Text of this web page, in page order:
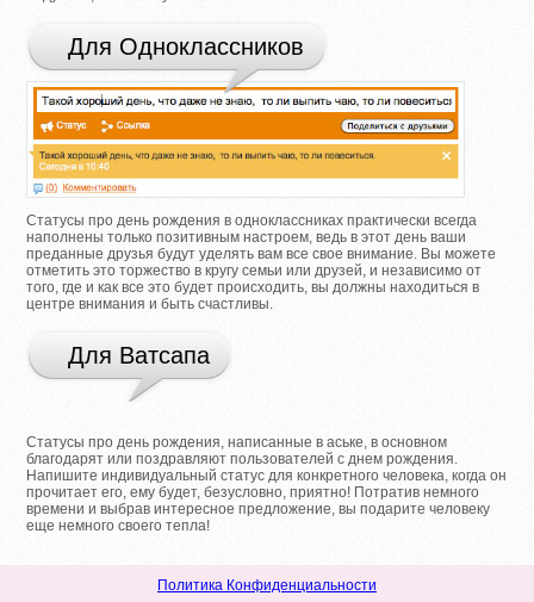
Для Одноклассников
Статусы про день рождения в одноклассниках практически всегда
наполнены только позитивным настроем, ведь в этот день ваши
преданные друзья будут уделять вам все свое внимание. Вы можете
отметить это торжество в кругу семьи или друзей, и независимо от
того, где и как все это будет происходить, вы должны находиться в
центре внимания и быть счастливы.
Для Ватсапа
Статусы про день рождения, написанные в аське, в основном
благодарят или поздравляют пользователей с днем рождения.
Напишите индивидуальный статус для конкретного человека, когда он
прочитает его, ему будет, безусловно, приятно! Потратив немного
времени и выбрав интересное предложение, вы подарите человеку
еще немного своего тепла!
Политика Конфиденциальности